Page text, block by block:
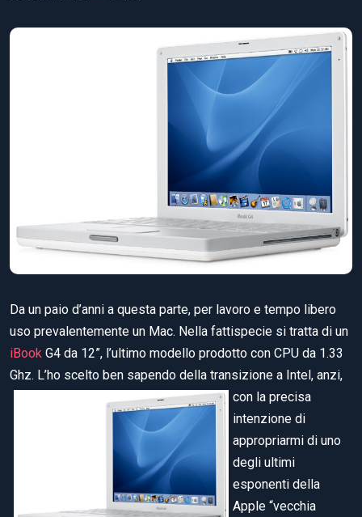
Da un paio d’anni a questa parte, per lavoro e tempo libero
uso prevalentemente un Mac. Nella fattispecie si tratta di un
iBook G4 da 12”, l’ultimo modello prodotto con CPU da 1.33
Ghz. L’ho scelto ben sapendo della transizione a Intel, anzi,
con la precisa
intenzione di
appropriarmi di uno
degli ultimi
esponenti della
Apple “vecchia